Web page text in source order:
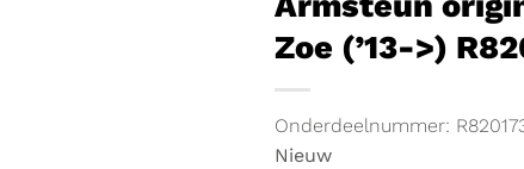
Zoe (’13->)
Onderdeelnummer:
Nieuw